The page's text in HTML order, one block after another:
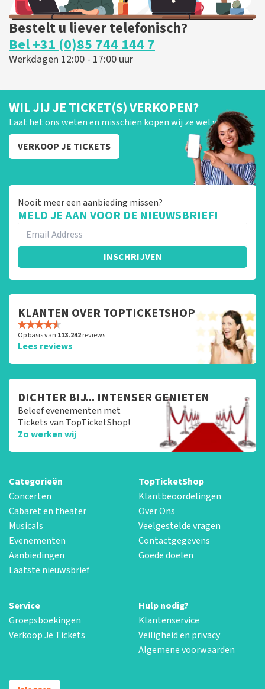
Bestelt u liever telefonisch?
Bel +31 (0)85 744 144 7
Werkdagen 12:00 - 17:00 uur
WIL JIJ JE TICKET(S) VERKOPEN?
Laat het ons weten en misschien kopen wij ze wel van je!
VERKOOP JE TICKETS
Nooit meer een aanbieding missen?
MELD JE AAN VOOR DE NIEUWSBRIEF!
INSCHRIJVEN
KLANTEN OVER TOPTICKETSHOP
Op basis van 113.242reviews
Lees reviews
DICHTER BIJ... INTENSER GENIETEN
Beleef evenementen met
Tickets van TopTicketShop!
Zo werken wij
Categorieën
Concerten
Cabaret en theater
Musicals
Evenementen
Aanbiedingen
Laatste nieuwsbrief
TopTicketShop
Klantbeoordelingen
Over Ons
Veelgestelde vragen
Contactgegevens
Goede doelen
Service
Groepsboekingen
Verkoop Je Tickets
Hulp nodig?
Klantenservice
Veiligheid en privacy
Algemene voorwaarden